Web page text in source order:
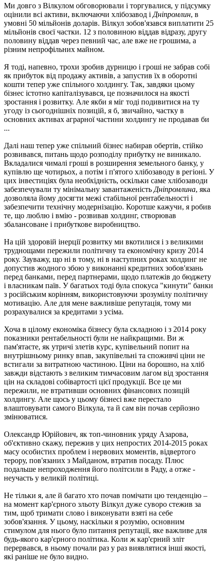
Ми довго з Вілкулом обговорювали і торгувалися, у підсумку
оцінили всі активи, включаючи хлібозавод і Дніпромлин, в
умовні 50 мільйонів доларів. Вілкул зобов'язався виплатити 25
мільйонів своєї частки. 12 з половиною віддав відразу, другу
половину віддав через певний час, але вже не грошима, а
різним непрофільних майном.
Я тоді, напевно, трохи зробив дурницю і гроші не забрав собі
як прибуток від продажу активів, а запустив їх в оборотні
кошти тепер уже спільного холдингу. Так, завдяки цьому
бізнес істотно капіталізувався, це позначилося на якості
зростання і розвитку. Але якби я міг тоді подивитися на ту
угоду із сьогоднішніх позицій, я б, звичайно, частку в
основних активах аграрної частини холдингу не продавав би
...
Далі наш тепер уже спільний бізнес набирав обертів, стійко
розвивався, питань щодо розподілу прибутку не виникало.
Вкладалися чималі гроші в розширення земельного банку, у
купівлю ще чотирьох, а потім і п'ятого хлібозаводу в регіоні. У
цих інвестиціях була необхідність, оскільки саме хлібозаводи
забезпечували ту мінімальну завантаженість Дніпромлина, яка
дозволяла йому досягти межі стабільної рентабельності і
забезпечити технічну модернізацію. Коротше кажучи, я робив
те, що люблю і вмію - розвивав холдинг, створював
збалансоване і прибуткове виробництво.
На цій здоровій інерції розвитку ми вкотилися і з великими
труднощами пережили політичну та економічну кризу 2014
року. Зауважу, що ні в тому, ні в наступних роках холдинг не
допустив жодного збою у виконанні кредитних зобов'язань
перед банками, перед партнерами, щодо платежів до бюджету
і власникам паїв. У багатьох тоді була спокуса "кинути" банки
з російським корінням, використовуючи зрозумілу політичну
мотивацію. Але для мене важливіше репутація, тому ми
розрахувалися за кредитами з усіма.
Хоча в цілому економіка бізнесу була складною і з 2014 року
показники рентабельності були не найкращими. Ви ж
пам'ятаєте, як утричі злетів курс, купівельний попит на
внутрішньому ринку впав, закупівельні та споживчі ціни не
встигали за витратною частиною. Ціни на борошно, на хліб
завжди відстають з великим тимчасовим лагом від зростання
цін на складові собівартості цієї продукції. Все це ми
пережили, не втративши основних фінансових позицій
холдингу. Але щось у цьому бізнесі вже перестало
влаштовувати самого Вілкула, та й сам він почав серйозно
змінюватися.
Олександр Юрійович, як топ-чиновник уряду Азарова,
об'єктивно скажу, пережив у цих непростих 2014-2015 роках
масу особистих проблем і нервових моментів, відвертого
терору, пов'язаних з Майданом, втратив посаду. Плюс
подальше непроходження його політсили в Раду, а отже -
неучасть у великій політиці.
Не тільки я, але й багато хто почав помічати цю тенденцію –
на момент кар'єрного зльоту Вілкул дуже суворо стежив за
тим, щоб тримати слово і виконувати взяті на себе
зобов'язання. У цьому, наскільки я розумію, основним
стимулом для нього було питання репутації, яке важливе для
будь-якого кар'єрного політика. Коли ж кар'єрний зліт
перервався, в ньому почали раз у раз виявлятися інші якості,
які раніше не було видно.